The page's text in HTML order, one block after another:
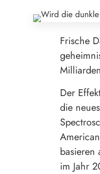
Frische
Der
die
basieren
im Jahr